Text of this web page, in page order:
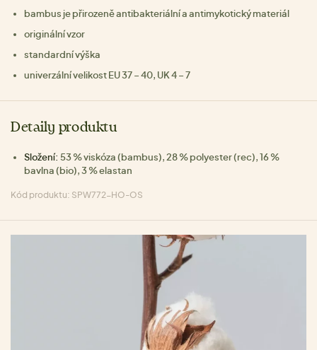
bambus je přirozeně antibakteriální a antimykotický materiál
originální vzor
standardní výška
univerzální velikost EU 37 – 40, UK 4 – 7
Detaily produktu
Složení: 53 % viskóza (bambus), 28 % polyester (rec), 16 %
bavlna (bio), 3 % elastan
Kód produktu: SPW772-HO-OS